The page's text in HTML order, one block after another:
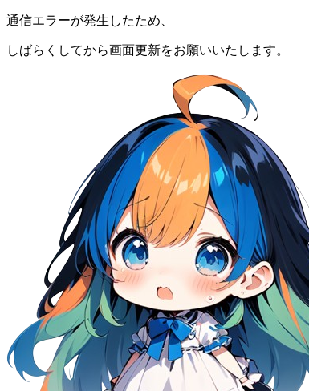
通信エラーが発生したため、
しばらくしてから画面更新をお願いいたします。